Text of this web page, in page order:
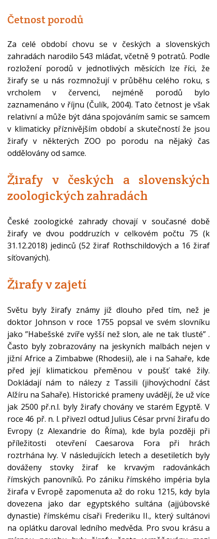
Četnost porodů
Za celé období chovu se v českých a slovenských
zahradách narodilo 543 mláďat, včetně 9 potratů. Podle
rozložení porodů v jednotlivých měsících lze říci, že
žirafy se u nás rozmnožují v průběhu celého roku, s
vrcholem v červenci, nejméně porodů bylo
zaznamenáno v říjnu (Čulík, 2004). Tato četnost je však
relativní a může být dána spojováním samic se samcem
v klimaticky příznivějším období a skutečností že jsou
žirafy v některých ZOO po porodu na nějaký čas
oddělovány od samce.
Žirafy v českých a slovenských
zoologických zahradách
České zoologické zahrady chovají v současné době
žirafy ve dvou poddruzích v celkovém počtu 75 (k
31.12.2018) jedinců (52 žiraf Rothschildových a 16 žiraf
síťovaných).
Žirafy v zajetí
Světu byly žirafy známy již dlouho před tím, než je
doktor Johnson v roce 1755 popsal ve svém slovníku
jako ”Habešské zvíře vyšší než slon, ale ne tak tlusté” .
Často byly zobrazovány na jeskyních malbách nejen v
jižní Africe a Zimbabwe (Rhodesii), ale i na Sahaře, kde
před její klimatickou přeměnou v poušť také žily.
Dokládají nám to nálezy z Tassili (jihovýchodní část
Alžíru na Sahaře). Historické prameny uvádějí, že už více
jak 2500 př.n.l. byly žirafy chovány ve starém Egyptě. V
roce 46 př. n. l. přivezl odtud Julius César první žirafu do
Evropy (z Alexandrie do Říma), kde byla později při
příležitosti otevření Caesarova Fora při hrách
roztrhána lvy. V následujících letech a desetiletích byly
dováženy stovky žiraf ke krvavým radovánkách
římských panovníků. Po zániku římského impéria byla
žirafa v Evropě zapomenuta až do roku 1215, kdy byla
dovezena jako dar egyptského sultána (ajjúbovské
dynastie) římskému císaři Frederiku II., který sultánovi
na oplátku daroval ledního medvěda. Pro svou krásu a